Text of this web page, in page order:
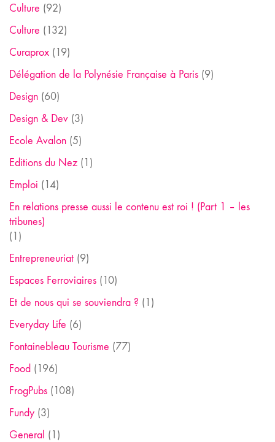
Culture (92)
Culture (132)
Curaprox (19)
Délégation de la Polynésie Française à Paris (9)
Design (60)
Design & Dev (3)
Ecole Avalon (5)
Editions du Nez (1)
Emploi (14)
En relations presse aussi le contenu est roi ! (Part 1 – les
tribunes)
(1)
Entrepreneuriat (9)
Espaces Ferroviaires (10)
Et de nous qui se souviendra ? (1)
Everyday Life (6)
Fontainebleau Tourisme (77)
Food (196)
FrogPubs (108)
Fundy (3)
General (1)